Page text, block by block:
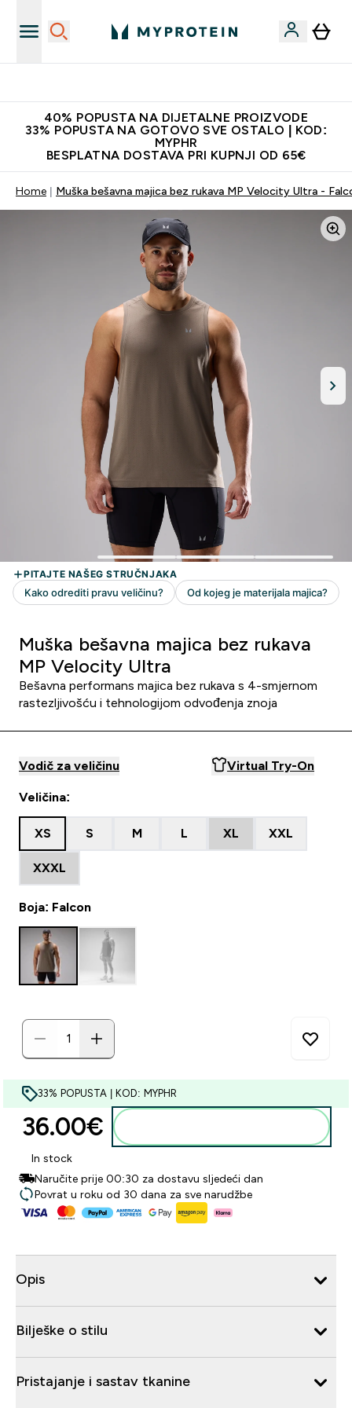
40% POPUSTA NA DIJETALNE PROIZVODE
33% POPUSTA NA GOTOVO SVE OSTALO | KOD:
MYPHR
BESPLATNA DOSTAVA PRI KUPNJI OD 65€
Home Muška bešavna majica bez rukava MP Velocity Ultra -
Muška bešavna majica bez rukava
MP Velocity Ultra
Bešavna performans majica bez rukava s 4-smjernom
rastezljivošću i tehnologijom odvođenja znoja
Vodič za veličinu Virtual Try-On
Veličina:
XS S M L XL XXL
XXXL
Boja: Falcon
33% POPUSTA | KOD: MYPHR
36.00€‎
In stock
Naručite prije 00:30 za dostavu sljedeći dan
Povrat u roku od 30 dana za sve narudžbe
Opis
Bilješke o stilu
Pristajanje i sastav tkanine